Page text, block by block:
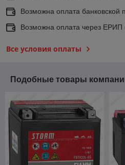
Возможна оплата банковской
Возможна оплата через ЕРИП
Все условия оплаты
Подобные товары